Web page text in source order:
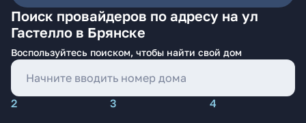
Поиск провайдеров по адресу на ул
Гастелло в Брянске
Воспользуйтесь поиском, чтобы найти свой дом
2 3
4